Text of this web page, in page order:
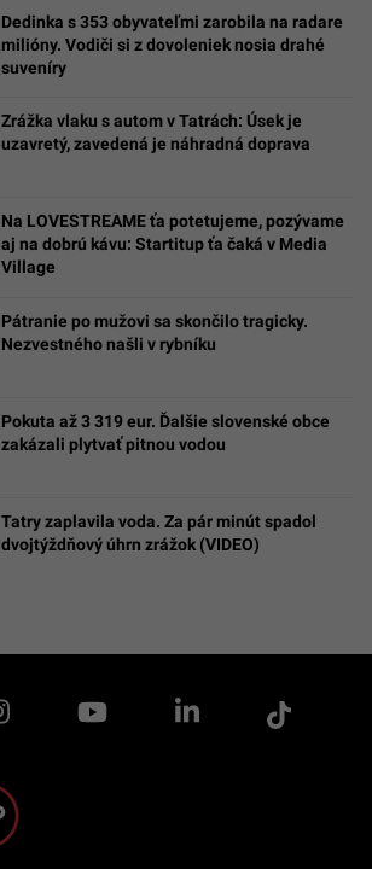
Dedinka s 353 obyvateľmi zarobila na radare
milióny. Vodiči si z dovoleniek nosia drahé
suveníry
Zrážka vlaku s autom v Tatrách: Úsek je
uzavretý, zavedená je náhradná doprava
Na LOVESTREAME ťa potetujeme, pozývame
aj na dobrú kávu: Startitup ťa čaká v Media
Village
Pátranie po mužovi sa skončilo tragicky.
Nezvestného našli v rybníku
Pokuta až 3 319 eur. Ďalšie slovenské obce
zakázali plytvať pitnou vodou
Tatry zaplavila voda. Za pár minút spadol
dvojtýždňový úhrn zrážok (VIDEO)